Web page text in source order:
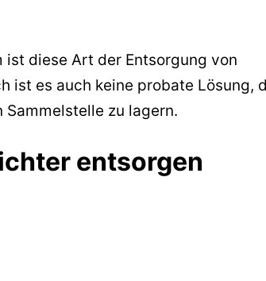
diese Art der Entsorgung von
ist es auch keine probate Lösung,
zu lagern.
entsorgen